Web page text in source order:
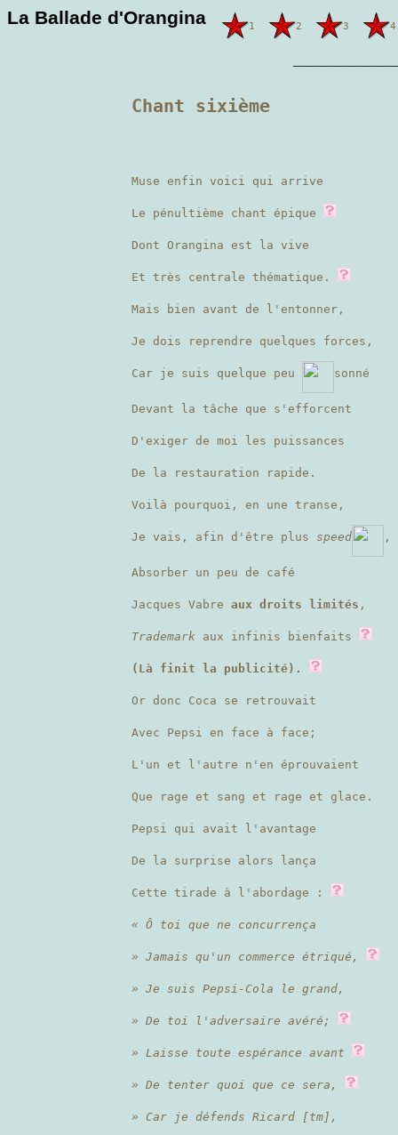
La Ballade d'Orangina 1 2 3 4
Chant sixième
Muse enfin voici qui arrive
Le pénultième chant épique
Dont Orangina est la vive
Et très centrale thématique.
Mais bien avant de l'entonner,
Je dois reprendre quelques forces,
Car je suis quelque peu sonné
Devant la tâche que s'efforcent
D'exiger de moi les puissances
De la restauration rapide.
Voilà pourquoi, en une transe,
Je vais, afin d'être plus speed ,
Absorber un peu de café
Jacques Vabre aux droits limités ,
Trademark aux infinis bienfaits
(Là finit la publicité).
Or donc Coca se retrouvait
Avec Pepsi en face à face;
L'un et l'autre n'en éprouvaient
Que rage et sang et rage et glace.
Pepsi qui avait l'avantage
De la surprise alors lança
Cette tirade à l'abordage :
« Ô toi que ne concurrença
» Jamais qu'un commerce étriqué,
» Je suis Pepsi-Cola le grand,
» De toi l'adversaire avéré;
» Laisse toute espérance avant
» De tenter quoi que ce sera,
» Car je défends Ricard [tm],